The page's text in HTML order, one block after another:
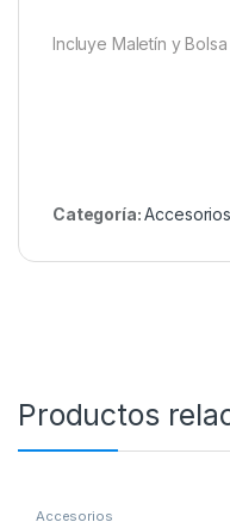
Incluye Maletín y
Categoría:Accesorios
Productos
Accesorios